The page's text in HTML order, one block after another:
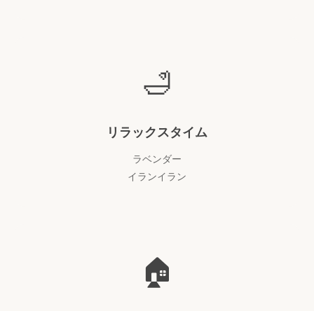
🛁
リラックスタイム
ラベンダー
イランイラン
🏠